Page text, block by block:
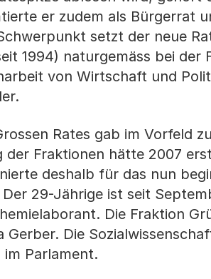
er zudem als Bürgerrat
setzt der neue
1994) naturgemäss bei der
von Wirtschaft und
Rates gab im Vorfeld zu
der Fraktionen hätte 2007
deshalb für das nun
29-Jährige ist seit
Die Fraktion
Die
Parlament.